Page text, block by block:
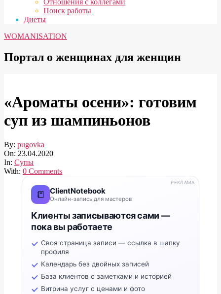
Отношения с коллегами
Поиск работы
Диеты
WOMANISATION
Портал о женщинах для женщин
«Ароматы осени»: готовим
суп из шампиньонов
By: pugovka
On: 23.04.2020
In: Супы
With: 0 Comments
📒 ClientNotebook
Онлайн-запись для мастеров
Клиенты записываются сами —
пока вы работаете
Своя страница записи — ссылка в шапку
профиля
Календарь без двойных записей
База клиентов с заметками и историей
Витрина услуг с ценами и фото
РЕКЛАМА